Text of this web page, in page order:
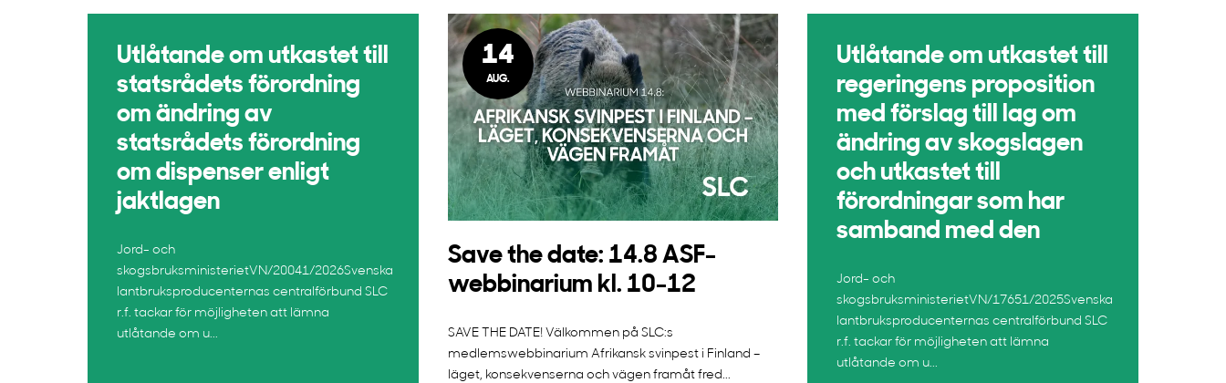
Utlåtande om utkastet till
statsrådets förordning
om ändring av
statsrådets förordning
om dispenser enligt
jaktlagen
Jord- och
skogsbruksministerietVN/20041/2026Svenska
lantbruksproducenternas centralförbund SLC
r.f. tackar för möjligheten att lämna
utlåtande om u...
14
AUG.
Save the date: 14.8 ASF-
webbinarium kl. 10-12
SAVE THE DATE! Välkommen på SLC:s
medlemswebbinarium Afrikansk svinpest i Finland –
läget, konsekvenserna och vägen framåt fred...
Utlåtande om utkastet till
regeringens proposition
med förslag till lag om
ändring av skogslagen
och utkastet till
förordningar som har
samband med den
Jord- och
skogsbruksministerietVN/17651/2025Svenska
lantbruksproducenternas centralförbund SLC
r.f. tackar för möjligheten att lämna
utlåtande om u...